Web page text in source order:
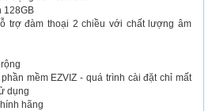
128GB
trợ đàm thoại 2 chiều với chất lượng âm
mềm EZVIZ - quá trình cài đặt chỉ mất
dụng
hãng